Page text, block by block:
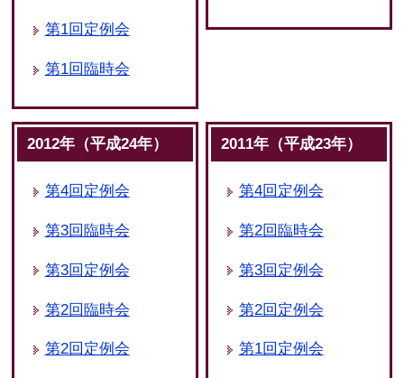
第1回定例会
第1回臨時会
2012年（平成24年）
第4回定例会
第3回臨時会
第3回定例会
第2回臨時会
第2回定例会
2011年（平成23年）
第4回定例会
第2回臨時会
第3回定例会
第2回定例会
第1回定例会